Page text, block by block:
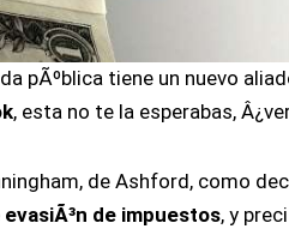
pÃºblica tiene un nuevo
, esta no te la esperabas,
de Ashford, como
evasiÃ³n de impuestos, y